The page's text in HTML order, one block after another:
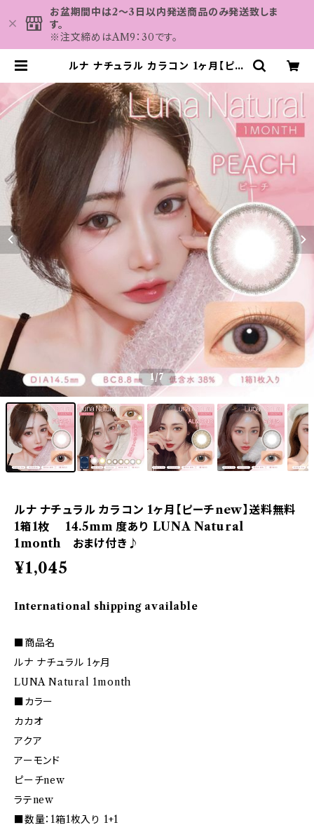
お盆期間中は2～3日以内発送商品のみ発送致しま
す。
※注文締めはAM9：30です。
ルナ ナチュラル カラコン 1ヶ月【ピー
m 度あり LUNA Natural 1mont
h おまけ付き♪ | カラコン MAH
ALO
1/7
ルナ ナチュラル カラコン 1ヶ月【ピーチnew】送料無料
1箱1枚 14.5mm 度あり LUNA Natural
1month おまけ付き♪
¥1,045
International shipping available
■商品名
ルナ ナチュラル 1ヶ月
LUNA Natural 1month
■カラー
カカオ
アクア
アーモンド
ピーチnew
ラテnew
■数量：1箱1枚入り 1+1